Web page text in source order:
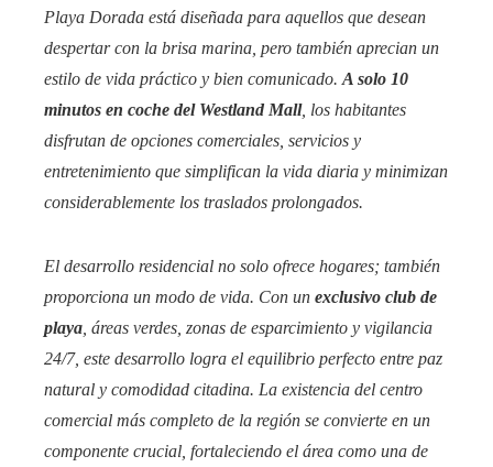
Playa Dorada está diseñada para aquellos que desean
despertar con la brisa marina, pero también aprecian un
estilo de vida práctico y bien comunicado. A solo 10
minutos en coche del Westland Mall, los habitantes
disfrutan de opciones comerciales, servicios y
entretenimiento que simplifican la vida diaria y minimizan
considerablemente los traslados prolongados.
El desarrollo residencial no solo ofrece hogares; también
proporciona un modo de vida. Con un exclusivo club de
playa , áreas verdes, zonas de esparcimiento y vigilancia
24/7, este desarrollo logra el equilibrio perfecto entre paz
natural y comodidad citadina. La existencia del centro
comercial más completo de la región se convierte en un
componente crucial, fortaleciendo el área como una de